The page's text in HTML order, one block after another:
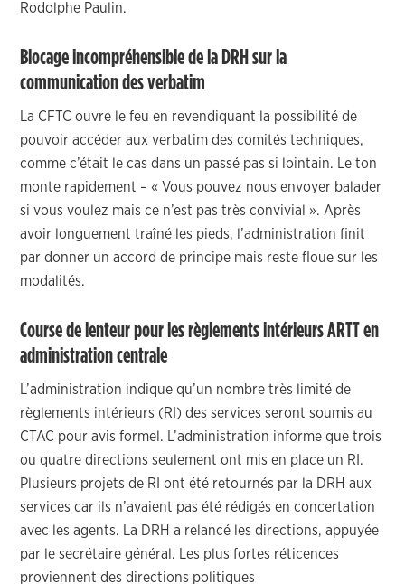
Rodolphe Paulin.
Blocage incompréhensible de la DRH sur la
communication des verbatim
La CFTC ouvre le feu en revendiquant la possibilité de
pouvoir accéder aux verbatim des comités techniques,
comme c’était le cas dans un passé pas si lointain. Le ton
monte rapidement – « Vous pouvez nous envoyer balader
si vous voulez mais ce n’est pas très convivial ». Après
avoir longuement traîné les pieds, l’administration finit
par donner un accord de principe mais reste floue sur les
modalités.
Course de lenteur pour les règlements intérieurs ARTT en
administration centrale
L’administration indique qu’un nombre très limité de
règlements intérieurs (RI) des services seront soumis au
CTAC pour avis formel. L’administration informe que trois
ou quatre directions seulement ont mis en place un RI.
Plusieurs projets de RI ont été retournés par la DRH aux
services car ils n’avaient pas été rédigés en concertation
avec les agents. La DRH a relancé les directions, appuyée
par le secrétaire général. Les plus fortes réticences
proviennent des directions politiques